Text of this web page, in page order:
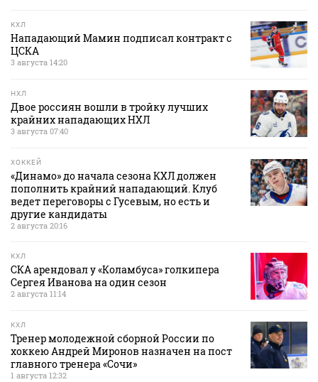
КХЛ
Нападающий Мамин подписал контракт с
ЦСКА
3 августа 14:20
НХЛ
Двое россиян вошли в тройку лучших
крайних нападающих НХЛ
3 августа 07:40
ХОККЕЙ
«Динамо» до начала сезона КХЛ должен
пополнить крайний нападающий. Клуб
ведет переговоры с Гусевым, но есть и
другие кандидаты
2 августа 20:16
КХЛ
СКА арендовал у «Коламбуса» голкипера
Сергея Иванова на один сезон
2 августа 11:14
КХЛ
Тренер молодежной сборной России по
хоккею Андрей Миронов назначен на пост
главного тренера «Сочи»
1 августа 12:32